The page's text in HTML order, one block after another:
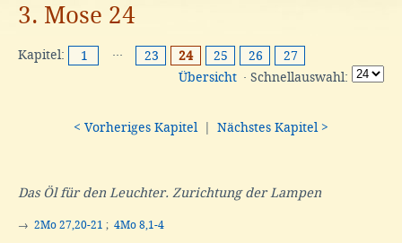
3. Mose 24
Kapitel: 1 ··· 23 24 25 26
27
Übersicht · Schnellauswahl:
< Vorheriges Kapitel Nächstes Kapitel >
Das Öl für den Leuchter. Zurichtung der Lampen
→ 2Mo 27,20-21 ; 4Mo 8,1-4